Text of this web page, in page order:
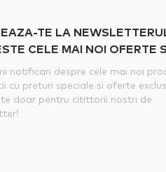
TE LA
CELE MAI NOI OFERTE
notificari despre cele mai noi
cu preturi speciale si oferte
doar pentru citittorii nostri de